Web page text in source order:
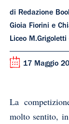
di Redazione
Gioia Fiorini e
Liceo M.Grigoletti
17 Maggio
La
molto sentito,